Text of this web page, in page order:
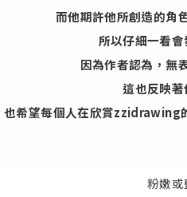
而他期許他所創造的角
所以仔細一看
因為作者認為，無
這也反映著
也希望每個人在欣賞zzidrawing
粉嫩